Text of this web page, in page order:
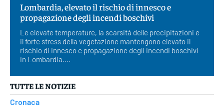
Lombardia, elevato il rischio di innesco e
propagazione degli incendi boschivi
Le elevate temperature, la scarsità delle precipitazioni e
il forte stress della vegetazione mantengono elevato il
rischio di innesco e propagazione degli incendi boschivi
in Lombardia....
TUTTE LE NOTIZIE
Cronaca